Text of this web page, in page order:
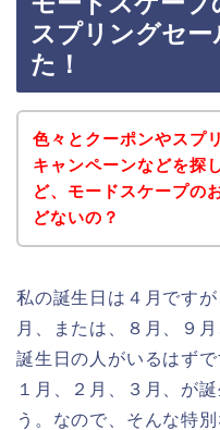
スプリングセ
た！
色々とクーポンやスプ
キャンペーンなどを探
ど、モードスケープの
どないの？
私の誕生日は４月です
月、または、８月、９
誕生日の人がいるはず
１月、２月、３月、が
う。なので、そんな特